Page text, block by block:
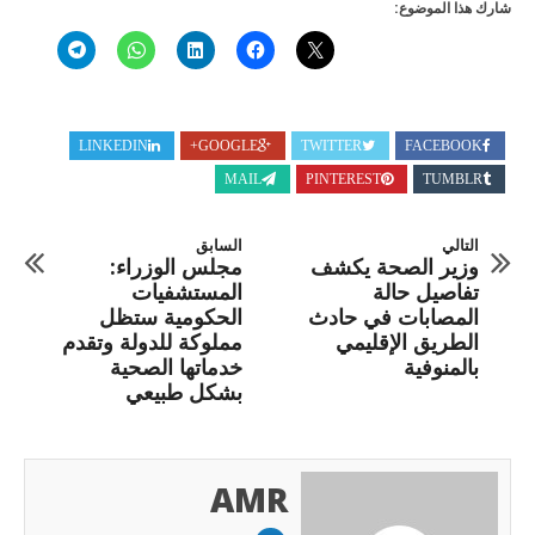
شارك هذا الموضوع:
FACEBOOK
TWITTER
GOOGLE+
LINKEDIN
TUMBLR
PINTEREST
MAIL
السابق
مجلس الوزراء:
المستشفيات
الحكومية ستظل
مملوكة للدولة وتقدم
خدماتها الصحية
بشكل طبيعي
التالي
وزير الصحة يكشف
تفاصيل حالة
المصابات في حادث
الطريق الإقليمي
بالمنوفية
AMR